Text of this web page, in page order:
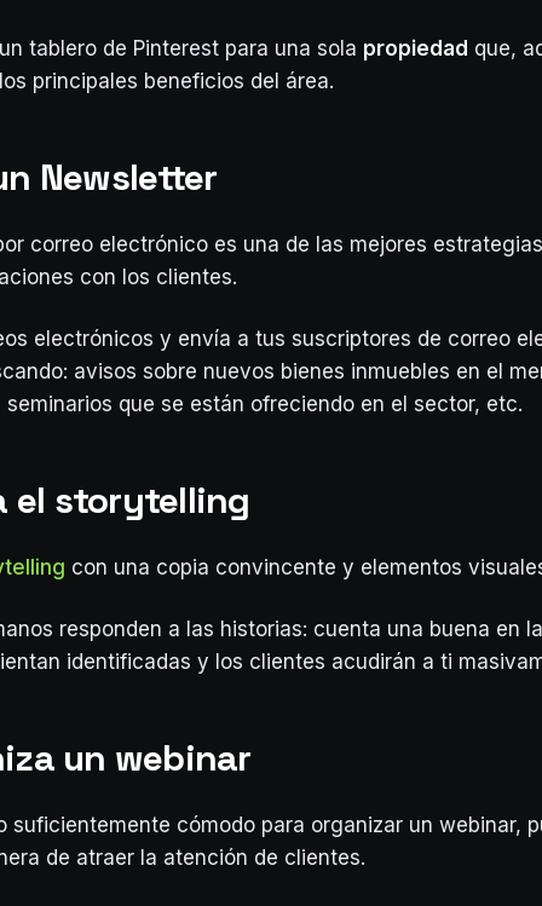
tablero de Pinterest para una sola propiedad que,
principales beneficios del área.
Newsletter
correo electrónico es una de las mejores
con los clientes.
electrónicos y envía a tus suscriptores de correo
avisos sobre nuevos bienes inmuebles en el
que se están ofreciendo en el sector, etc.
el storytelling
con una copia convincente y elementos
responden a las historias: cuenta una buena en
identificadas y los clientes acudirán a ti
un webinar
suficientemente cómodo para organizar un webinar,
de atraer la atención de clientes.